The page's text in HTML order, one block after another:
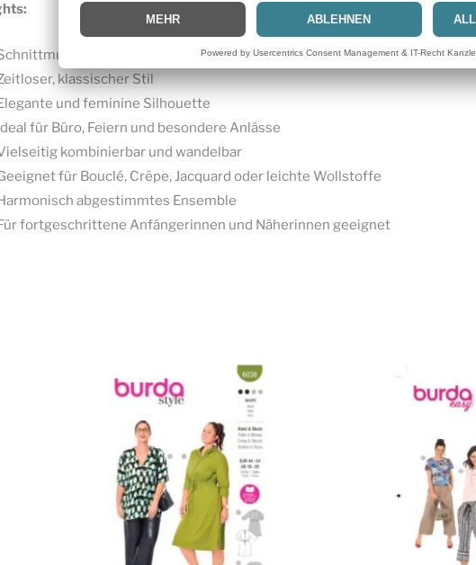
Set: Kleid + passende Jacke
klassischer Stil
und feminine Silhouette
für Büro, Feiern und besondere Anlässe
kombinierbar und wandelbar
für Bouclé, Crêpe, Jacquard oder leichte Wollstoffe
abgestimmtes Ensemble
fortgeschrittene Anfängerinnen und Näherinnen geeignet